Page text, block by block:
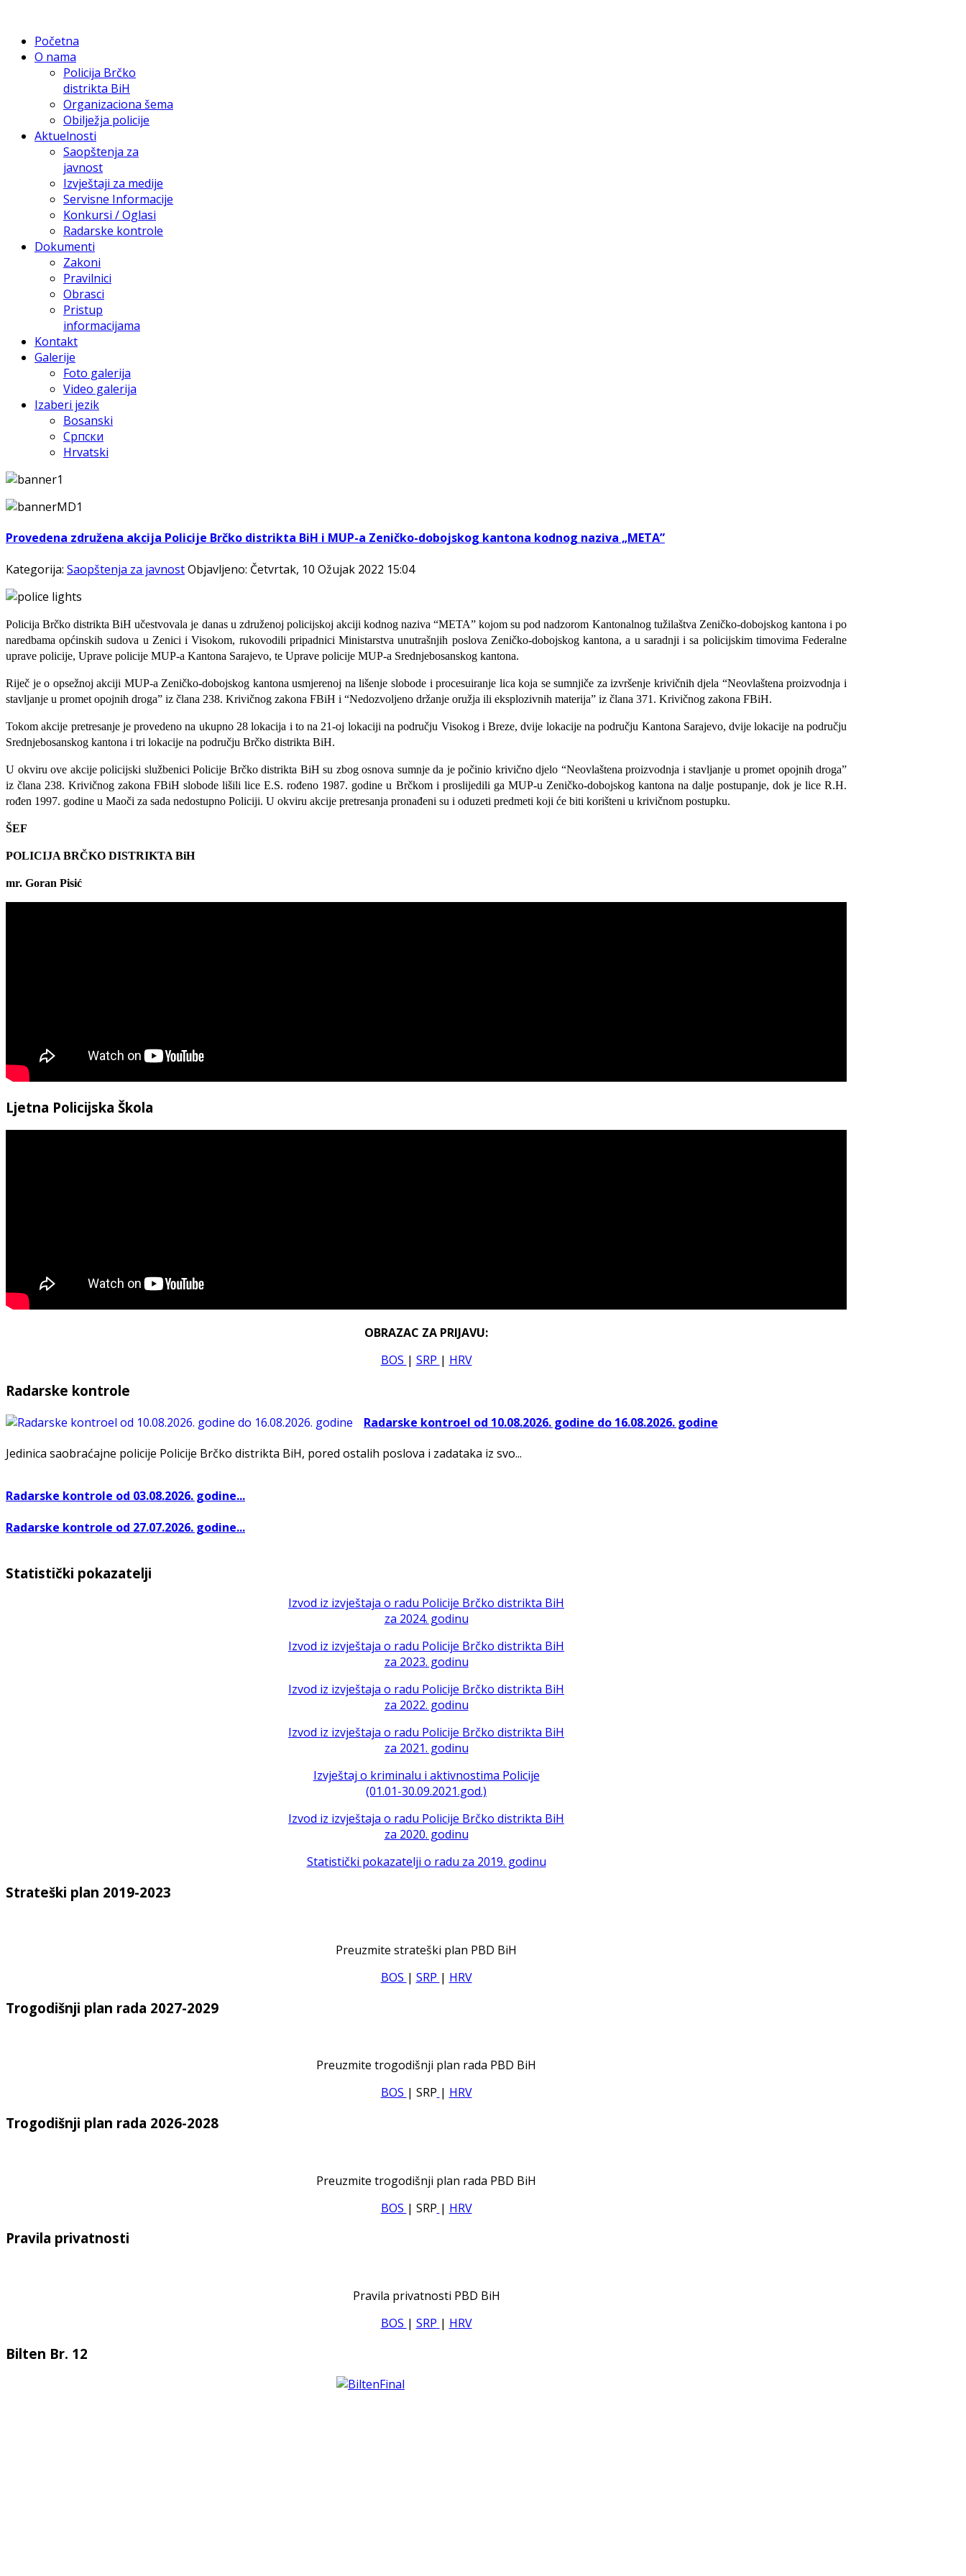
Početna
O nama
Policija Brčko
distrikta BiH
Organizaciona šema
Obilježja policije
Aktuelnosti
Saopštenja za
javnost
Izvještaji za medije
Servisne Informacije
Konkursi / Oglasi
Radarske kontrole
Dokumenti
Zakoni
Pravilnici
Obrasci
Pristup
informacijama
Kontakt
Galerije
Foto galerija
Video galerija
Izaberi jezik
Bosanski
Српски
Hrvatski
Provedena združena akcija Policije Brčko distrikta BiH i MUP-a Zeničko-dobojskog kantona kodnog naziva „META”
Kategorija: Saopštenja za javnostObjavljeno: Četvrtak, 10 Ožujak 2022 15:04
Policija Brčko distrikta BiH učestvovala je danas u združenoj policijskoj akciji kodnog naziva “META” kojom su pod nadzorom Kantonalnog tužilaštva Zeničko-dobojskog kantona i po
naredbama općinskih sudova u Zenici i Visokom, rukovodili pripadnici Ministarstva unutrašnjih poslova Zeničko-dobojskog kantona, a u saradnji i sa policijskim timovima Federalne
uprave policije, Uprave policije MUP-a Kantona Sarajevo, te Uprave policije MUP-a Srednjebosanskog kantona.
Riječ je o opsežnoj akciji MUP-a Zeničko-dobojskog kantona usmjerenoj na lišenje slobode i procesuiranje lica koja se sumnjiče za izvršenje krivičnih djela “Neovlaštena proizvodnja i
stavljanje u promet opojnih droga” iz člana 238. Krivičnog zakona FBiH i “Nedozvoljeno držanje oružja ili eksplozivnih materija” iz člana 371. Krivičnog zakona FBiH.
Tokom akcije pretresanje je provedeno na ukupno 28 lokacija i to na 21-oj lokaciji na području Visokog i Breze, dvije lokacije na području Kantona Sarajevo, dvije lokacije na području
Srednjebosanskog kantona i tri lokacije na području Brčko distrikta BiH.
U okviru ove akcije policijski službenici Policije Brčko distrikta BiH su zbog osnova sumnje da je počinio krivično djelo “Neovlaštena proizvodnja i stavljanje u promet opojnih droga”
iz člana 238. Krivičnog zakona FBiH slobode lišili lice E.S. rođeno 1987. godine u Brčkom i proslijedili ga MUP-u Zeničko-dobojskog kantona na dalje postupanje, dok je lice R.H.
rođen 1997. godine u Maoči za sada nedostupno Policiji. U okviru akcije pretresanja pronađeni su i oduzeti predmeti koji će biti korišteni u krivičnom postupku.
ŠEF
POLICIJA BRČKO DISTRIKTA BiH
mr. Goran Pisić
Ljetna Policijska Škola
OBRAZAC ZA PRIJAVU:
BOS | SRP | HRV
Radarske kontrole
Radarske kontroel od 10.08.2026. godine do 16.08.2026. godine
Jedinica saobraćajne policije Policije Brčko distrikta BiH, pored ostalih poslova i zadataka iz svo...
Radarske kontrole od 03.08.2026. godine...
Radarske kontrole od 27.07.2026. godine...
Statistički pokazatelji
Izvod iz izvještaja o radu Policije Brčko distrikta BiH
za 2024. godinu
Izvod iz izvještaja o radu Policije Brčko distrikta BiH
za 2023. godinu
Izvod iz izvještaja o radu Policije Brčko distrikta BiH
za 2022. godinu
Izvod iz izvještaja o radu Policije Brčko distrikta BiH
za 2021. godinu
Izvještaj o kriminalu i aktivnostima Policije
(01.01-30.09.2021.god.)
Izvod iz izvještaja o radu Policije Brčko distrikta BiH
za 2020. godinu
Statistički pokazatelji o radu za 2019. godinu
Strateški plan 2019-2023
Preuzmite strateški plan PBD BiH
BOS | SRP | HRV
Trogodišnji plan rada 2027-2029
Preuzmite trogodišnji plan rada PBD BiH
BOS | SRP | HRV
Trogodišnji plan rada 2026-2028
Preuzmite trogodišnji plan rada PBD BiH
BOS | SRP | HRV
Pravila privatnosti
Pravila privatnosti PBD BiH
BOS | SRP | HRV
Bilten Br. 12